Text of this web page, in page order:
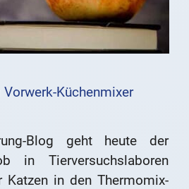
Küchenmixer
Blog geht heute der
in Tierversuchslaboren
Katzen in den Thermomix-